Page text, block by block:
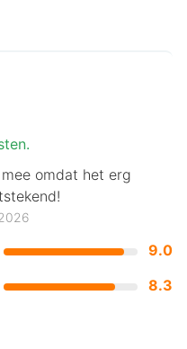
9.0
8.3
omdat het erg